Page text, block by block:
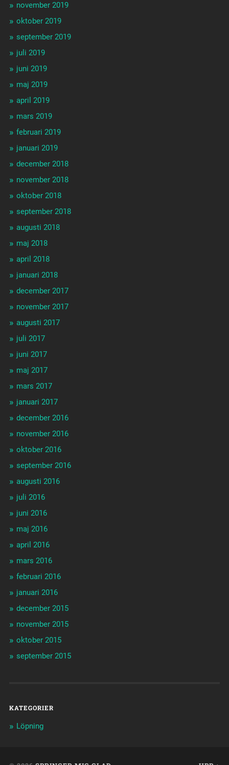
november 2019
oktober 2019
september 2019
juli 2019
juni 2019
maj 2019
april 2019
mars 2019
februari 2019
januari 2019
december 2018
november 2018
oktober 2018
september 2018
augusti 2018
maj 2018
april 2018
januari 2018
december 2017
november 2017
augusti 2017
juli 2017
juni 2017
maj 2017
mars 2017
januari 2017
december 2016
november 2016
oktober 2016
september 2016
augusti 2016
juli 2016
juni 2016
maj 2016
april 2016
mars 2016
februari 2016
januari 2016
december 2015
november 2015
oktober 2015
september 2015
KATEGORIER
Löpning